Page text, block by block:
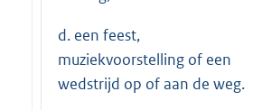
d. een feest,
muziekvoorstelling of een
wedstrijd op of aan de weg.